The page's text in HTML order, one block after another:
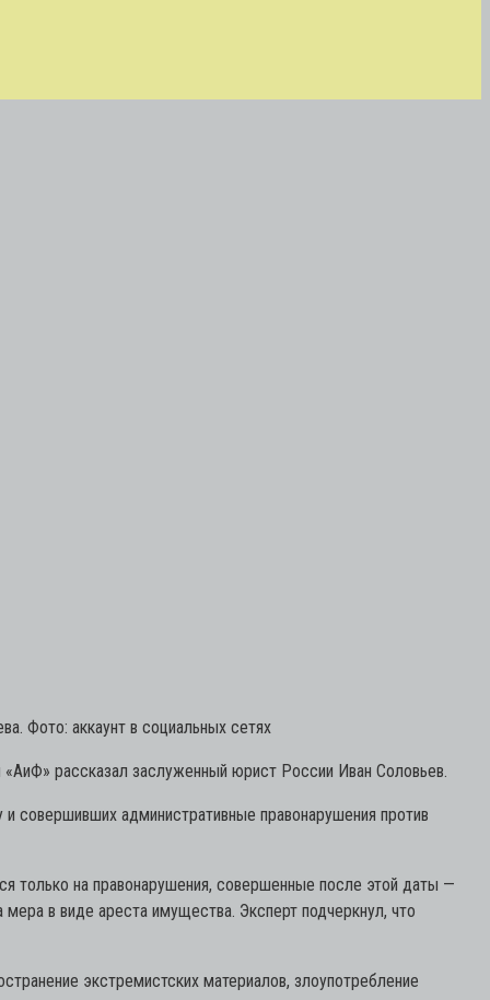
Фото: аккаунт в социальных сетях
рассказал заслуженный юрист России Иван Соловьев.
совершивших административные правонарушения против
только на правонарушения, совершенные после этой даты —
в виде ареста имущества. Эксперт подчеркнул, что
экстремистских материалов, злоупотребление